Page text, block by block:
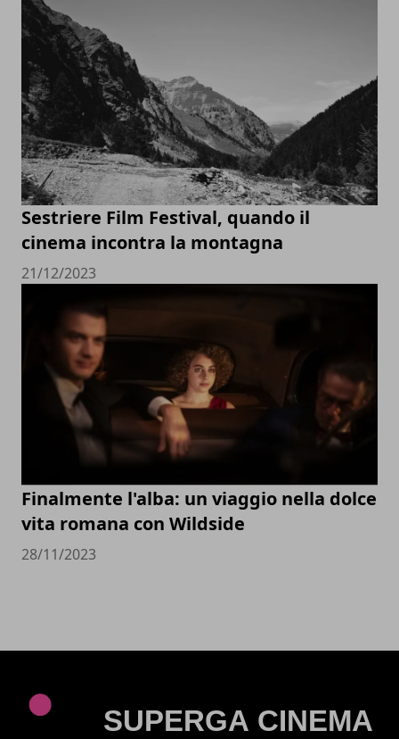
Sestriere Film Festival, quando il
cinema incontra la montagna
21/12/2023
Finalmente l'alba: un viaggio nella dolce
vita romana con Wildside
28/11/2023